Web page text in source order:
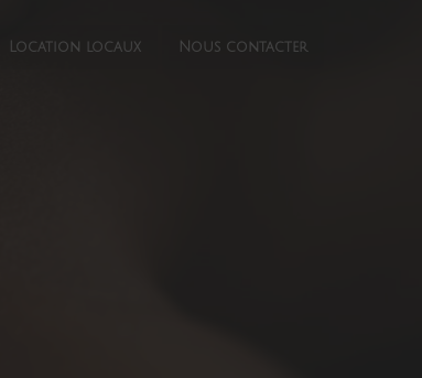
Location locaux Nous contacter